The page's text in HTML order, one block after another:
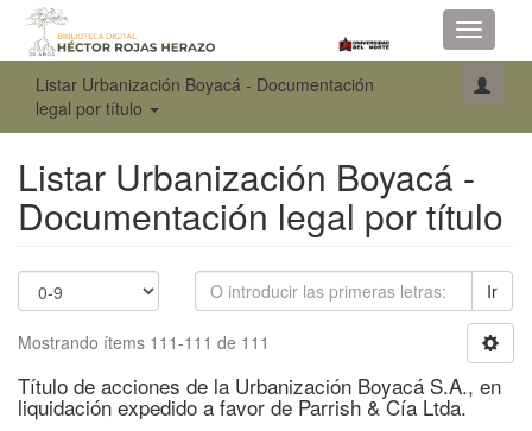
Toggle
Listar Urbanización Boyacá - Documentación
legal por título
Listar Urbanización Boyacá -
Documentación legal por título
Ir
Mostrando ítems 111-111 de 111
Título de acciones de la Urbanización Boyacá S.A., en
liquidación expedido a favor de Parrish & Cía Ltda.